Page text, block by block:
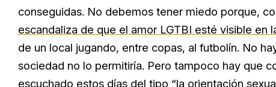
conseguidas. No debemos tener miedo porque,
escandaliza de que el amor LGTBI esté visible en
de un local jugando, entre copas, al futbolín. No
sociedad no lo permitiría. Pero tampoco hay que
escuchado estos días del tipo “la orientación